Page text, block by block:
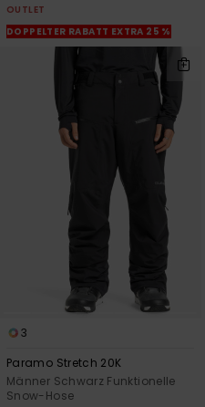
OUTLET
DOPPELTER RABATT EXTRA 25 %
3
Paramo Stretch 20K
Männer Schwarz Funktionelle
Snow-Hose